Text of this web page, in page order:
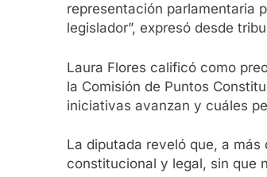
representación parlamentaria
legislador”, expresó desde
Laura Flores calificó como
la Comisión de Puntos
iniciativas avanzan y cuáles
La diputada reveló que, a
constitucional y legal, sin que